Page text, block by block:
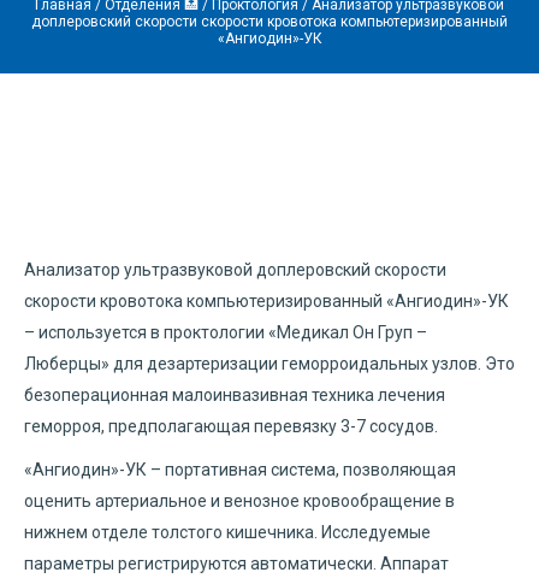
Главная / Отделения 🏥 / Проктология / Анализатор ультразвуковой
доплеровский скорости скорости кровотока компьютеризированный
«Ангиодин»-УК
Анализатор ультразвуковой доплеровский скорости
скорости кровотока компьютеризированный «Ангиодин»-УК
– используется в проктологии «Медикал Он Груп –
Люберцы» для дезартеризации геморроидальных узлов. Это
безоперационная малоинвазивная техника лечения
геморроя, предполагающая перевязку 3-7 сосудов.
«Ангиодин»-УК – портативная система, позволяющая
оценить артериальное и венозное кровообращение в
нижнем отделе толстого кишечника. Исследуемые
параметры регистрируются автоматически. Аппарат